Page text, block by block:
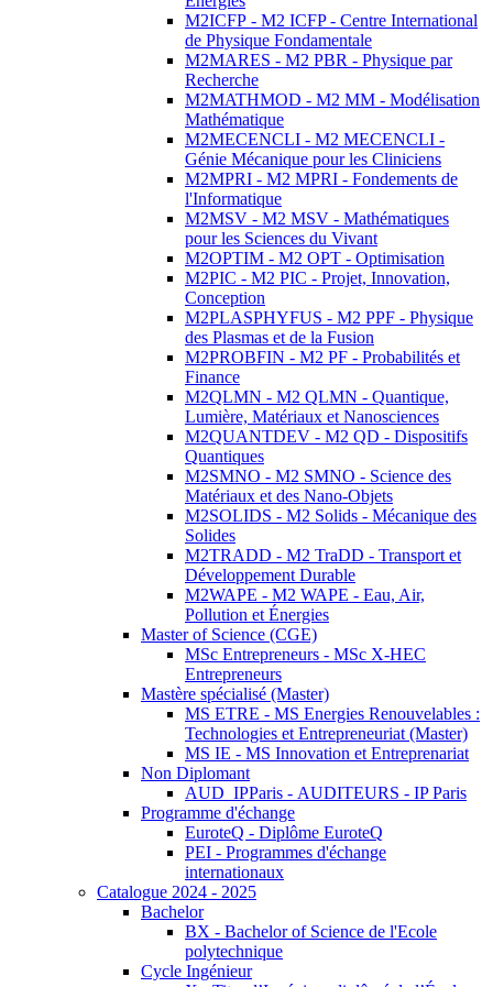
M2ICFP - M2 ICFP - Centre International
de Physique Fondamentale
M2MARES - M2 PBR - Physique par
Recherche
M2MATHMOD - M2 MM - Modélisation
Mathématique
M2MECENCLI - M2 MECENCLI -
Génie Mécanique pour les Cliniciens
M2MPRI - M2 MPRI - Fondements de
l'Informatique
M2MSV - M2 MSV - Mathématiques
pour les Sciences du Vivant
M2OPTIM - M2 OPT - Optimisation
M2PIC - M2 PIC - Projet, Innovation,
Conception
M2PLASPHYFUS - M2 PPF - Physique
des Plasmas et de la Fusion
M2PROBFIN - M2 PF - Probabilités et
Finance
M2QLMN - M2 QLMN - Quantique,
Lumière, Matériaux et Nanosciences
M2QUANTDEV - M2 QD - Dispositifs
Quantiques
M2SMNO - M2 SMNO - Science des
Matériaux et des Nano-Objets
M2SOLIDS - M2 Solids - Mécanique des
Solides
M2TRADD - M2 TraDD - Transport et
Développement Durable
M2WAPE - M2 WAPE - Eau, Air,
Pollution et Énergies
Master of Science (CGE)
MSc Entrepreneurs - MSc X-HEC
Entrepreneurs
Mastère spécialisé (Master)
MS ETRE - MS Energies Renouvelables :
Technologies et Entrepreneuriat (Master)
MS IE - MS Innovation et Entreprenariat
Non Diplomant
AUD_IPParis - AUDITEURS - IP Paris
Programme d'échange
EuroteQ - Diplôme EuroteQ
PEI - Programmes d'échange
internationaux
Catalogue 2024 - 2025
Bachelor
BX - Bachelor of Science de l'Ecole
polytechnique
Cycle Ingénieur